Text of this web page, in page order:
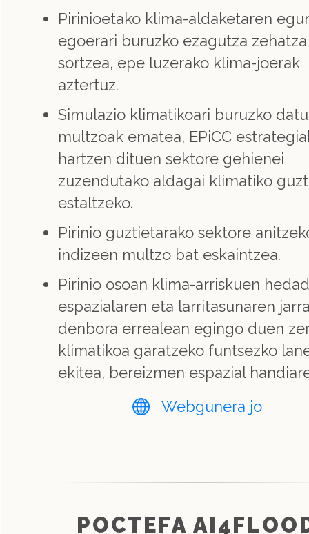
Pirinioetako klima-aldaketaren
egoerari buruzko ezagutza zehatza
sortzea, epe luzerako klima-joerak
aztertuz.
Simulazio klimatikoari buruzko
multzoak ematea, EPiCC
hartzen dituen sektore gehienei
zuzendutako aldagai klimatiko
estaltzeko.
Pirinio guztietarako sektore
indizeen multzo bat eskaintzea.
Pirinio osoan klima-arriskuen
espazialaren eta larritasunaren
denbora errealean egingo duen
klimatikoa garatzeko funtsezko
ekitea, bereizmen espazial
Webgunera jo
POCTEFA